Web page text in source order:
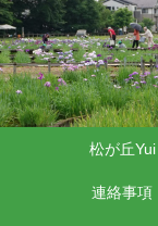
松が丘Yui
連絡事項